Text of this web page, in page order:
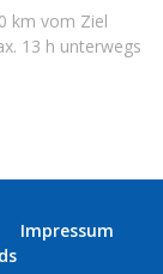
km vom Ziel
13 h unterwegs
Impressum